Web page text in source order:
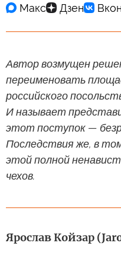
Автор возмущен
переименовать
российского
И называет
этот поступок —
Последствия же, в
этой полной
чехов.
Ярослав Койзар